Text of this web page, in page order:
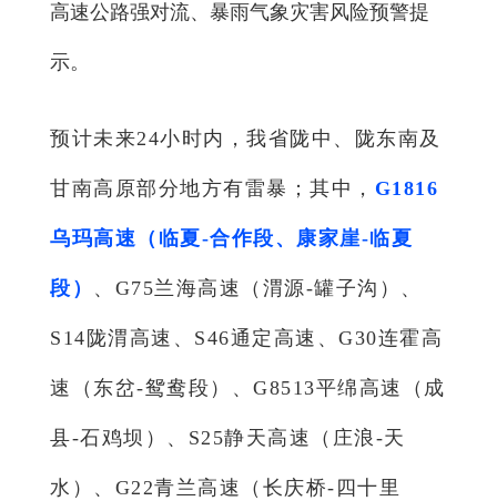
高速公路强对流、暴雨气象灾害风险预警提
示。
预计未来24小时内，我省陇中、陇东南及
甘南高原部分地方有雷暴；其中， G1816
乌玛高速（临夏-合作段、康家崖-临夏
段） 、G75兰海高速（渭源-罐子沟）、
S14陇渭高速、S46通定高速、G30连霍高
速（东岔-鸳鸯段）、G8513平绵高速（成
县-石鸡坝）、S25静天高速（庄浪-天
水）、G22青兰高速（长庆桥-四十里